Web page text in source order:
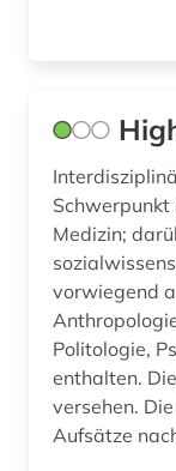
konfekt (1)
Medizin;
vorwiegend
Politologie,
enthalten.
versehen.
Aufsätze